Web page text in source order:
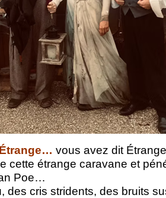
vous avez dit
cette étrange caravane et
Poe…
des cris stridents, des bruits